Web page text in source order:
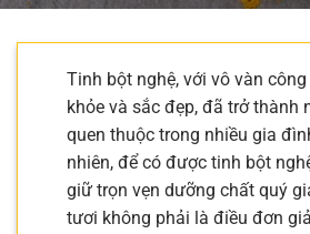
Tinh bột nghệ, với vô vàn
khỏe và sắc đẹp, đã trở thành
quen thuộc trong nhiều gia
nhiên, để có được tinh bột
giữ trọn vẹn dưỡng chất quý
tươi không phải là điều đơn